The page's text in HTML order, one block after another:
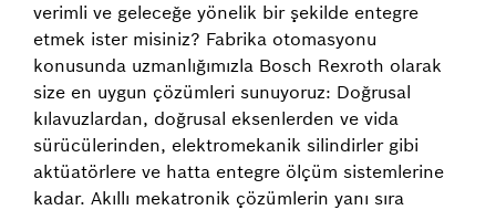
verimli ve geleceğe yönelik bir şekilde entegre
etmek ister misiniz? Fabrika otomasyonu
konusunda uzmanlığımızla Bosch Rexroth olarak
size en uygun çözümleri sunuyoruz: Doğrusal
kılavuzlardan, doğrusal eksenlerden ve vida
sürücülerinden, elektromekanik silindirler gibi
aktüatörlere ve hatta entegre ölçüm sistemlerine
kadar. Akıllı mekatronik çözümlerin yanı sıra